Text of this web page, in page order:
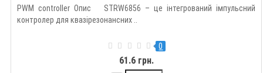
PWM controller Опис STRW6856 – це інтегрований імпульсний
контролер для квазірезонансних ..
0
61.6 грн.